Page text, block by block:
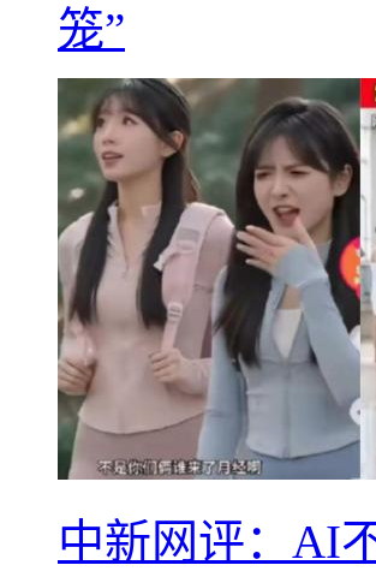
笼”
中新网评：AI